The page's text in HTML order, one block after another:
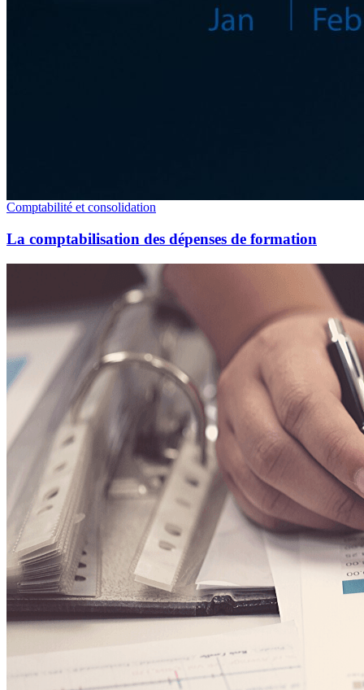
Comptabilité et consolidation
La comptabilisation des dépenses de formation